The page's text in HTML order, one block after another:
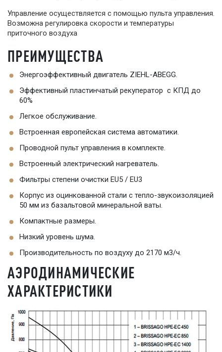
Управление осуществляется с помощью пульта управления.
Возможна регулировка скорости и температуры
приточного воздуха
ПРЕИМУЩЕСТВА
Энергоэффективный двигатель ZIEHL-ABEGG.
Эффективный пластинчатый рекуператор с КПД до
60%
Легкое обслуживание.
Встроенная европейская система автоматики.
Проводной пульт управления в комплекте.
Встроенный электрический нагреватель.
Фильтры степени очистки EU5 / EU3
Корпус из оцинкованной стали с тепло-звукоизоляцией
50 мм из базальтовой минеральной ваты.
Компактные размеры.
Низкий уровень шума.
Производительность по воздуху до 2170 м3/ч.
АЭРОДИНАМИЧЕСКИЕ
ХАРАКТЕРИСТИКИ